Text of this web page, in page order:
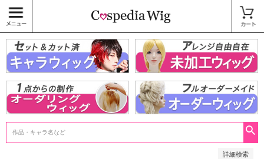
詳細検索
〜
商品タグ
キャラウィッグ
未加工ウィッグ
ベースウィッグ
衣装
SALE中